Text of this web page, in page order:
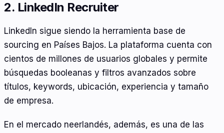
2. LinkedIn Recruiter
LinkedIn sigue siendo la herramienta base de
sourcing en Países Bajos. La plataforma cuenta con
cientos de millones de usuarios globales y permite
búsquedas booleanas y filtros avanzados sobre
títulos, keywords, ubicación, experiencia y tamaño
de empresa.
En el mercado neerlandés, además, es una de las